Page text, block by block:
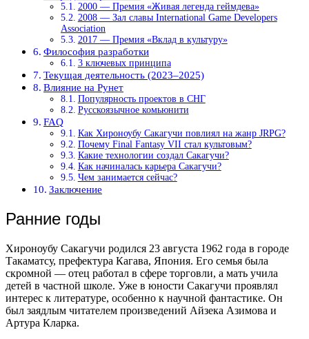
2000 — Премия «Живая легенда геймдева»
2008 — Зал славы International Game Developers
Association
2017 — Премия «Вклад в культуру»
Философия разработки
3 ключевых принципа
Текущая деятельность (2023–2025)
Влияние на Рунет
Популярность проектов в СНГ
Русскоязычное комьюнити
FAQ
Как Хироноубу Сакагучи повлиял на жанр JRPG?
Почему Final Fantasy VII стал культовым?
Какие технологии создал Сакагучи?
Как начиналась карьера Сакагучи?
Чем занимается сейчас?
Заключение
Ранние годы
Хироноубу Сакагучи родился 23 августа 1962 года в городе
Такаматсу, префектура Кагава, Япония. Его семья была
скромной — отец работал в сфере торговли, а мать учила
детей в частной школе. Уже в юности Сакагучи проявлял
интерес к литературе, особенно к научной фантастике. Он
был заядлым читателем произведений Айзека Азимова и
Артура Кларка.